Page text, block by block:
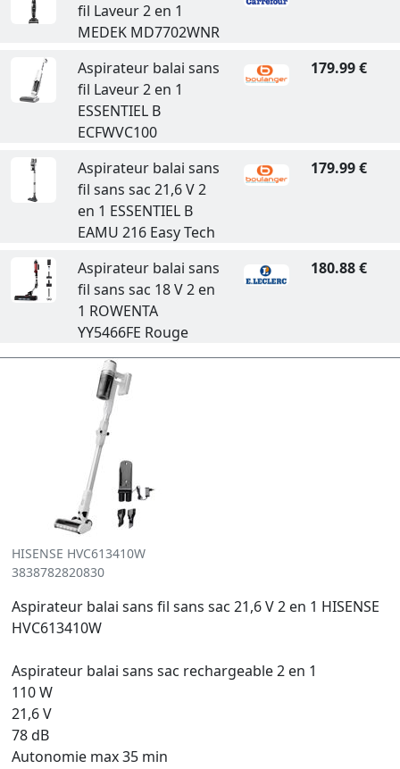
fil Laveur 2 en 1
MEDEK MD7702WNR
Aspirateur balai sans
fil Laveur 2 en 1
ESSENTIEL B
ECFWVC100
179.99 €
Aspirateur balai sans
fil sans sac 21,6 V 2
en 1 ESSENTIEL B
EAMU 216 Easy Tech
179.99 €
Aspirateur balai sans
fil sans sac 18 V 2 en
1 ROWENTA
YY5466FE Rouge
180.88 €
HISENSE HVC613410W
3838782820830
Aspirateur balai sans fil sans sac 21,6 V 2 en 1 HISENSE
HVC613410W
Aspirateur balai sans sac rechargeable 2 en 1
110 W
21,6 V
78 dB
Autonomie max 35 min